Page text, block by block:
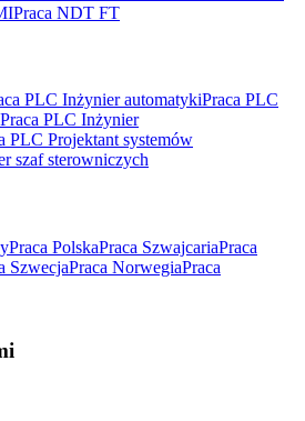
Praca NDT FT
PLC Inżynier automatykiPraca PLC
Praca PLC Inżynier
PLC Projektant systemów
szaf sterowniczych
Praca PolskaPraca SzwajcariaPraca
SzwecjaPraca NorwegiaPraca